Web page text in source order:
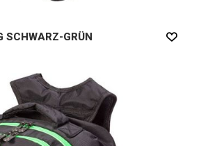
SCHWARZ-GRÜN